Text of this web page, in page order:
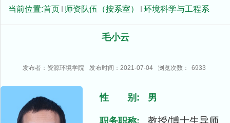
当前位置:首页 师资队伍（按系室） 环境科学与工程系
毛小云
发布者：资源环境学院 发布时间：2021-07-04 浏览次数： 6933
性 别: 男
职务职称: 教授/博士生导师